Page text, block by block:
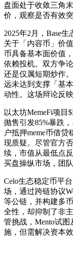
盘面处于收敛三角
价，观察是否有效突
2025年2月，Base
关于「内容币」价
币具备基本面价值
依赖投机。双方争
还是仅属短期炒作
远未达到支撑「基
动性。这场辩论反
以太坊MemeFi项目
抛售引发85%暴跌
户抵押meme币借
现质疑。尽管官方
续，市值从最低点
买盘操纵市场，团
Celo生态稳定币平
场，通过跨链协议
等公链，并构建多
全性，却抑制了非
管挑战，Mento试
施，但需解决资本